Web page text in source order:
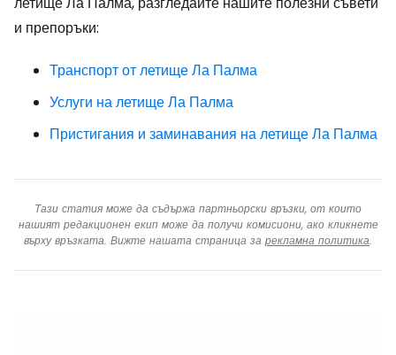
и препоръки:
Транспорт от летище Ла Палма
Услуги на летище Ла Палма
Пристигания и заминавания на летище Ла Палма
Тази статия може да съдържа партньорски връзки, от които
нашият редакционен екип може да получи комисиони, ако кликнете
върху връзката. Вижте нашата страница за рекламна политика.